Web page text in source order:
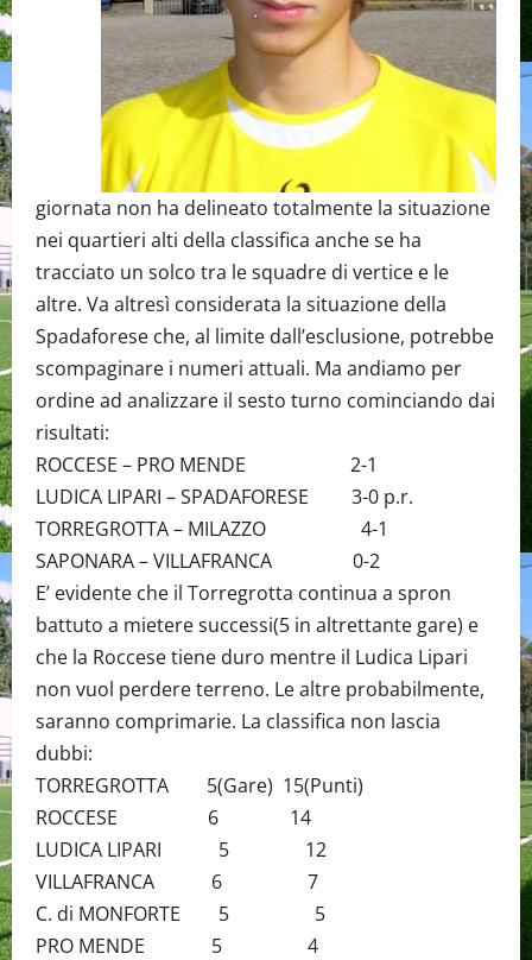
giornata non ha delineato totalmente la situazione
nei quartieri alti della classifica anche se ha
tracciato un solco tra le squadre di vertice e le
altre. Va altresì considerata la situazione della
Spadaforese che, al limite dall’esclusione, potrebbe
scompaginare i numeri attuali. Ma andiamo per
ordine ad analizzare il sesto turno cominciando dai
risultati:
ROCCESE – PRO MENDE 2-1
LUDICA LIPARI – SPADAFORESE 3-0 p.r.
TORREGROTTA – MILAZZO 4-1
SAPONARA – VILLAFRANCA 0-2
E’ evidente che il Torregrotta continua a spron
battuto a mietere successi(5 in altrettante gare) e
che la Roccese tiene duro mentre il Ludica Lipari
non vuol perdere terreno. Le altre probabilmente,
saranno comprimarie. La classifica non lascia
dubbi:
TORREGROTTA 5(Gare) 15(Punti)
ROCCESE 6 14
LUDICA LIPARI 5 12
VILLAFRANCA 6 7
C. di MONFORTE 5 5
PRO MENDE 5 4